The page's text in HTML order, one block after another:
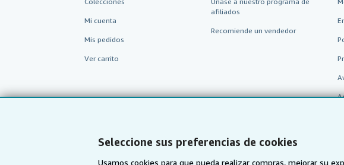
Seleccione sus preferencias de cookies
Usamos cookies para que pueda realizar compras, mejorar su
Mi cuenta
Mis pedidos
Ver carrito
afiliados
Recomiende un vendedor